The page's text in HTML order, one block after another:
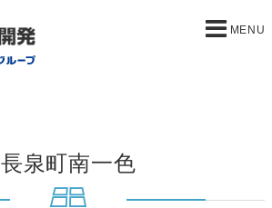
長泉町南一色